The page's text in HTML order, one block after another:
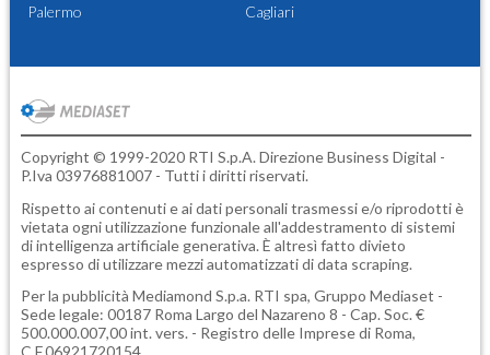
Palermo Cagliari
Copyright © 1999-2020 RTI S.p.A. Direzione Business Digital -
P.Iva 03976881007 - Tutti i diritti riservati.
Rispetto ai contenuti e ai dati personali trasmessi e/o riprodotti è
vietata ogni utilizzazione funzionale all'addestramento di sistemi
di intelligenza artificiale generativa. È altresì fatto divieto
espresso di utilizzare mezzi automatizzati di data scraping.
Per la pubblicità Mediamond S.p.a. RTI spa, Gruppo Mediaset -
Sede legale: 00187 Roma Largo del Nazareno 8 - Cap. Soc. €
500.000.007,00 int. vers. - Registro delle Imprese di Roma,